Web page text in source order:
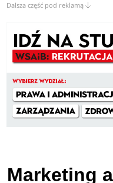
Dalsza część pod reklamą
Marketing